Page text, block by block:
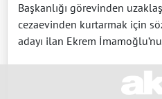
Başkanlığı görevinden
cezaevinden kurtarmak için
adayı ilan Ekrem